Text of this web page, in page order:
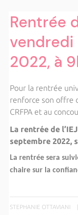
Rentrée
2022, à
Pour la rentrée
renforce son offre
CRFPA et au
La rentrée de
septembre2022,
La rentrée sera
chaire sur la
STEPHANIE OTTAVIANI